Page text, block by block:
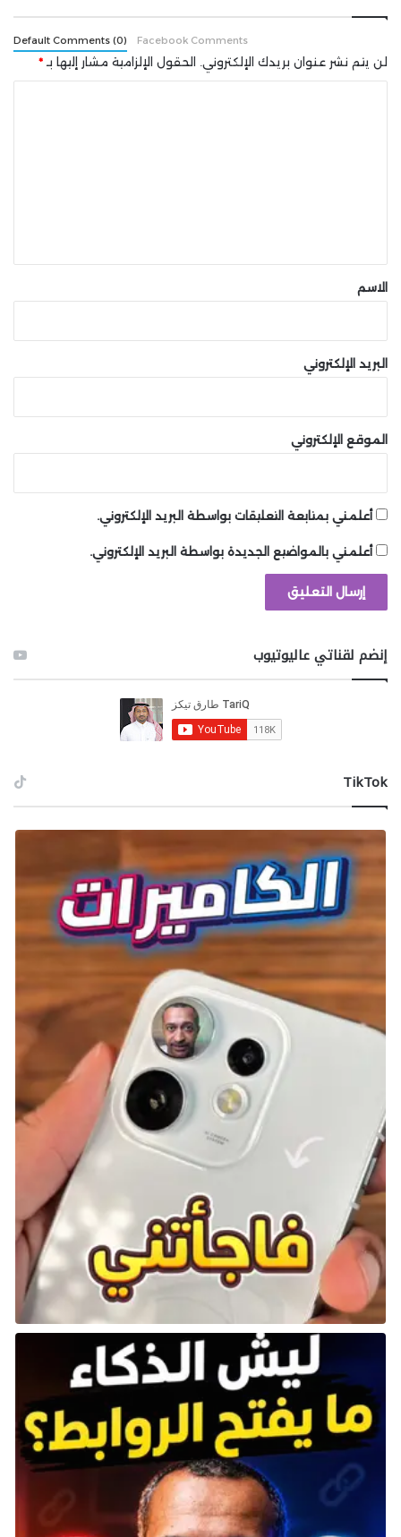
Default Comments (0) Facebook Comments
لن يتم نشر عنوان بريدك الإلكتروني. الحقول الإلزامية مشار إليها بـ *
*الاسم
البريد الإلكتروني
الموقع الإلكتروني
أعلمني بمتابعة التعليقات بواسطة البريد الإلكتروني.
أعلمني بالمواضيع الجديدة بواسطة البريد الإلكتروني.
إنضم لقناتي عاليوتيوب
‫TikTok